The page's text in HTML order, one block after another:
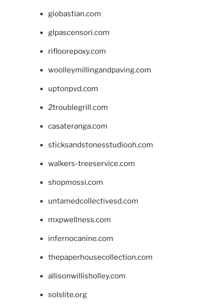
giobastian.com
glpascensori.com
rifloorepoxy.com
woolleymillingandpaving.com
uptonpvd.com
2troublegrill.com
casateranga.com
sticksandstonesstudiooh.com
walkers-treeservice.com
shopmossi.com
untamedcollectivesd.com
mxpwellness.com
infernocanine.com
thepaperhousecollection.com
allisonwillisholley.com
solslite.org